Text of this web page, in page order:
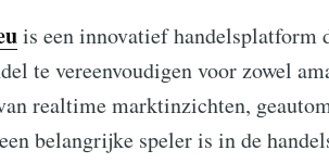
is een innovatief handelsplatform
te vereenvoudigen voor zowel
realtime marktinzichten,
belangrijke speler is in de